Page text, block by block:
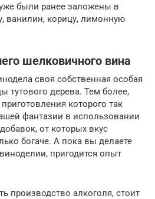
были ранее заложены в
ванилин, корицу, лимонную
шелковичного вина
своя собственная особая
тутового дерева. Тем более,
которого так
фантазии в использовании
от которых вкус
богаче. А пока вы делаете
пригодится опыт
производство алкоголя, стоит